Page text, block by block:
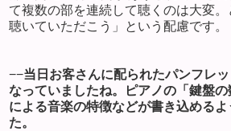
て複数の部を連続して聴くのは大変
聴いていただこう」という配慮です。
−−当日お客さんに配られたパンフレ
なっていましたね。ピアノの「鍵盤
による音楽の特徴などが書き込める
た。